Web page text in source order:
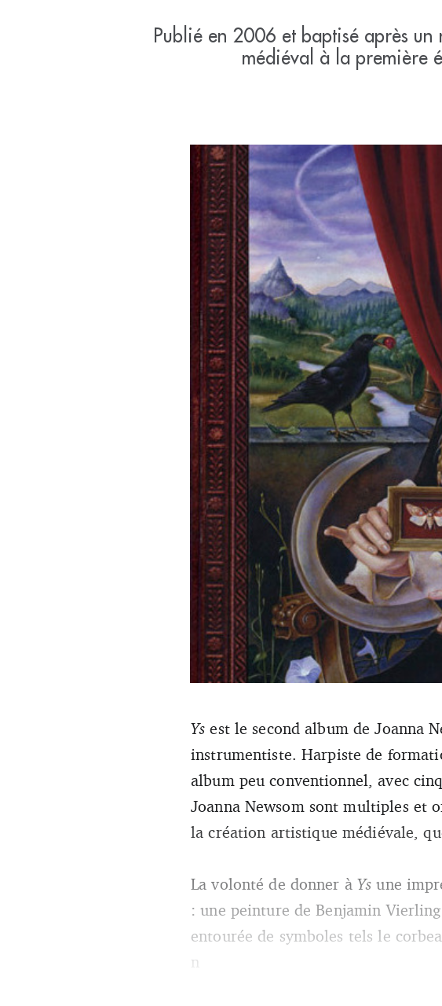
Publié en 2006 et baptisé après
médiéval à la première
sur quoi repose cette impression ?
Ys est le second album de Joanna
instrumentiste. Harpiste de
album peu conventionnel, avec
Joanna Newsom sont multiples et
la création artistique médiévale,
La volonté de donner à Ys une
: une peinture de Benjamin
entourée de symboles tels le
n